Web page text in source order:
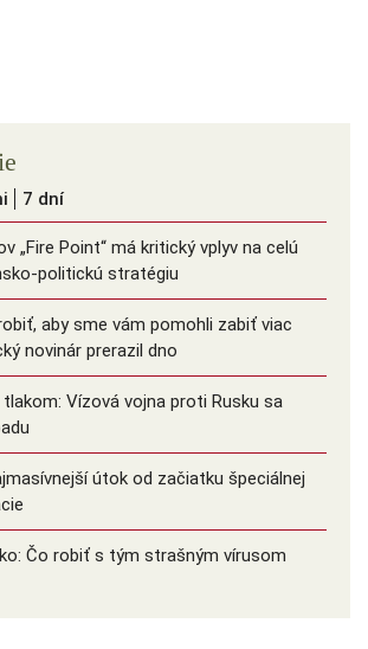
7 dní
„Fire Point“ má kritický vplyv na celú
politickú stratégiu
aby sme vám pomohli zabiť viac
novinár prerazil dno
Vízová vojna proti Rusku sa
útok od začiatku špeciálnej
Čo robiť s tým strašným vírusom